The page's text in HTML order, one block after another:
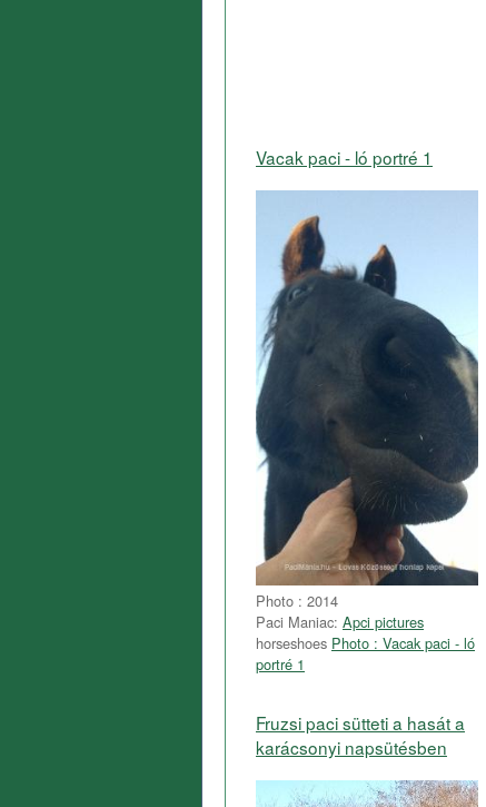
Vacak paci - ló portré 1
Photo : 2014
Paci Maniac: Apci pictures
horseshoes Photo : Vacak paci - ló
portré 1
Fruzsi paci sütteti a hasát a
karácsonyi napsütésben